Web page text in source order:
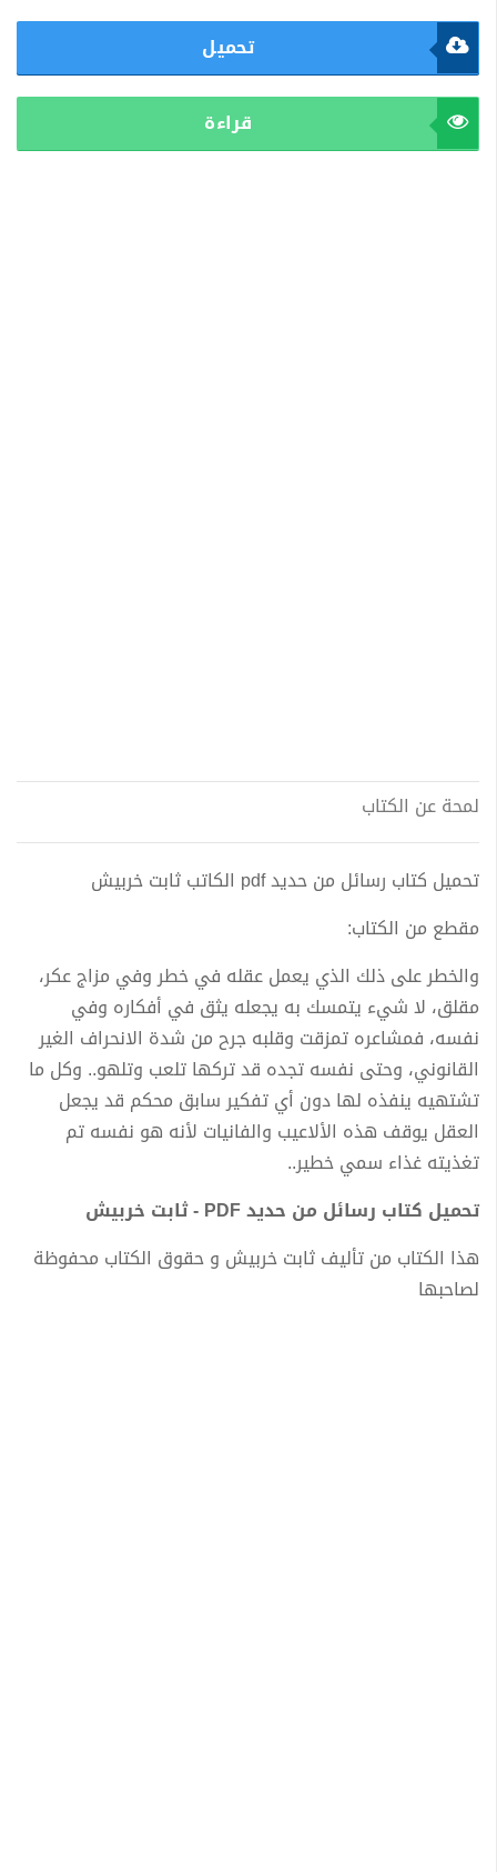
تحميل
قراءة
لمحة عن الكتاب
تحميل كتاب رسائل من حديد pdf الكاتب ثابت خربيش
مقطع من الكتاب:
والخطر على ذلك الذي يعمل عقله في خطر وفي مزاج عكر،
مقلق، لا شيء يتمسك به يجعله يثق في أفكاره وفي
نفسه، فمشاعره تمزقت وقلبه جرح من شدة الانحراف الغير
القانوني، وحتى نفسه تجده قد تركها تلعب وتلهو.. وكل ما
تشتهيه ينفذه لها دون أي تفكير سابق محكم قد يجعل
العقل يوقف هذه الألاعيب والفانيات لأنه هو نفسه تم
تغذيته غذاء سمي خطير..
تحميل كتاب رسائل من حديد PDF - ثابت خربيش
هذا الكتاب من تأليف ثابت خربيش و حقوق الكتاب محفوظة
لصاحبها